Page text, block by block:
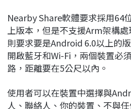
Nearby Share軟體要求採用64
上版本，但是不支援Arm架構
則要求要是Android 6.0以上的
開啟藍牙和Wi-Fi，兩個裝置必
路，距離要在5公尺以內。
使用者可以在裝置中選擇與
人、聯絡人、你的裝置、不與